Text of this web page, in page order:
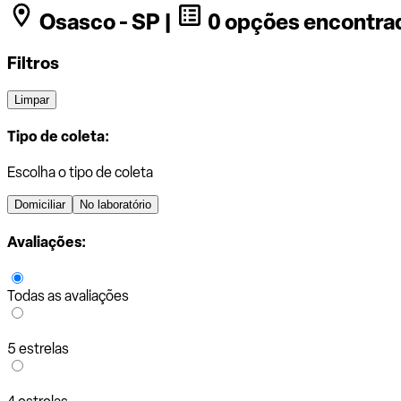
Osasco - SP | 0 opções
Filtros
Limpar
Tipo de coleta:
Escolha o tipo de coleta
Domiciliar No laboratório
Avaliações:
Todas as avaliações
5 estrelas